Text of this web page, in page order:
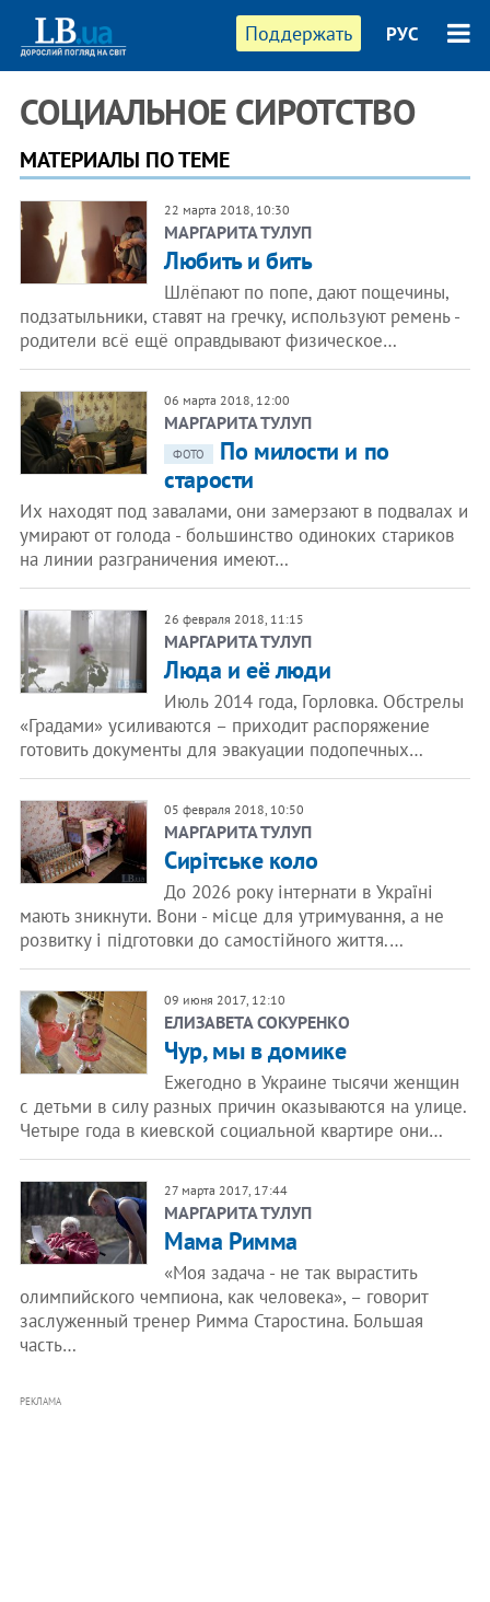
Поддержать РУС
СОЦИАЛЬНОЕ СИРОТСТВО
МАТЕРИАЛЫ ПО ТЕМЕ
22 марта 2018, 10:30
МАРГАРИТА ТУЛУП
Любить и бить
Шлёпают по попе, дают пощечины,
подзатыльники, ставят на гречку, используют ремень -
родители всё ещё оправдывают физическое…
06 марта 2018, 12:00
МАРГАРИТА ТУЛУП
ФОТО
По милости и по
старости
Их находят под завалами, они замерзают в подвалах и
умирают от голода - большинство одиноких стариков
на линии разграничения имеют…
26 февраля 2018, 11:15
МАРГАРИТА ТУЛУП
Люда и её люди
Июль 2014 года, Горловка. Обстрелы
«Градами» усиливаются – приходит распоряжение
готовить документы для эвакуации подопечных…
05 февраля 2018, 10:50
МАРГАРИТА ТУЛУП
Сирітське коло
До 2026 року інтернати в Україні
мають зникнути. Вони - місце для утримування, а не
розвитку і підготовки до самостійного життя.…
09 июня 2017, 12:10
ЕЛИЗАВЕТА СОКУРЕНКО
Чур, мы в домике
Ежегодно в Украине тысячи женщин
с детьми в силу разных причин оказываются на улице.
Четыре года в киевской социальной квартире они…
27 марта 2017, 17:44
МАРГАРИТА ТУЛУП
Мама Римма
«Моя задача - не так вырастить
олимпийского чемпиона, как человека», – говорит
заслуженный тренер Римма Старостина. Большая
часть…
РЕКЛАМА